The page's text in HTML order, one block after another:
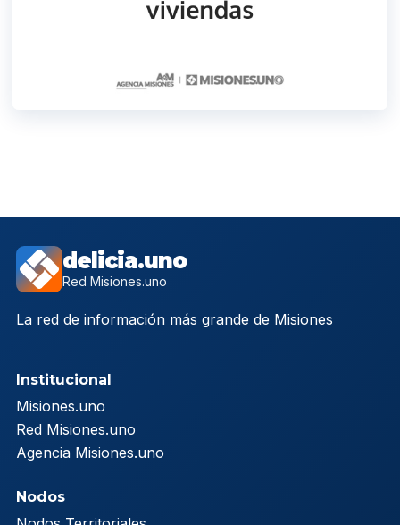
delicia.uno
Red Misiones.uno
La red de información más grande de Misiones
Institucional
Misiones.uno
Red Misiones.uno
Agencia Misiones.uno
Nodos